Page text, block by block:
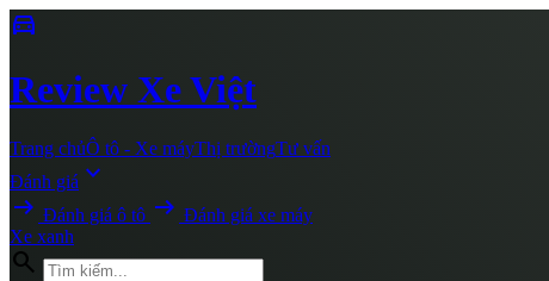
directions_car
Review Xe Việt
Trang chủÔ tô - Xe máyThị trườngTư vấn
Đánh giá expand_more
arrow_right_alt Đánh giá ô tô arrow_right_alt Đánh giá xe máy
Xe xanh
search